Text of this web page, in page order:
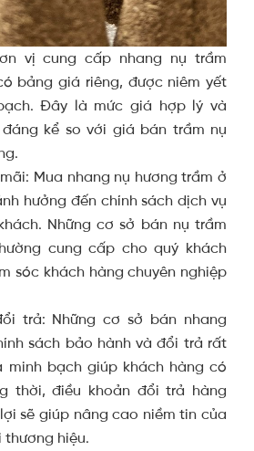
vị cung cấp nhang nụ trầm
bảng giá riêng, được niêm yết
Đây là mức giá hợp lý và
kể so với giá bán trầm nụ
Mua nhang nụ hương trầm ở
hưởng đến chính sách dịch vụ
Những cơ sở bán nụ trầm
cung cấp cho quý khách
sóc khách hàng chuyên nghiệp
trả: Những cơ sở bán nhang
sách bảo hành và đổi trả rất
minh bạch giúp khách hàng có
thời, điều khoản đổi trả hàng
sẽ giúp nâng cao niềm tin của
thương hiệu.